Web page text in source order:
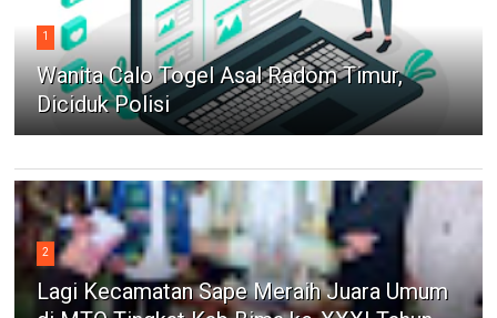
1
Wanita Calo Togel Asal Radom Timur,
Diciduk Polisi
2
Lagi Kecamatan Sape Meraih Juara Umum